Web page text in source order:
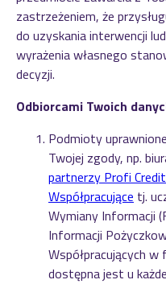
zastrzeżeniem, że
do uzyskania interwencji
wyrażenia własnego
decyzji.
Odbiorcami Twoich
Podmioty
Twojej zgody, np.
partnerzy Profi
Współpracujące tj.
Wymiany Informacji
Informacji
Współpracujących
dostępna jest u